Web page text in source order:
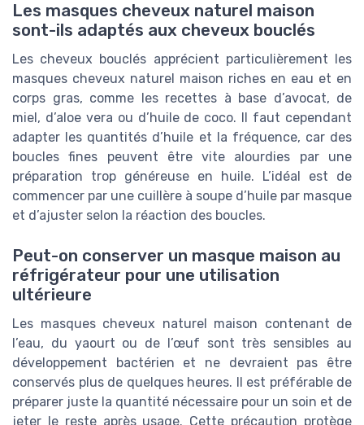
Les masques cheveux naturel maison
sont-ils adaptés aux cheveux bouclés
Les cheveux bouclés apprécient particulièrement les
masques cheveux naturel maison riches en eau et en
corps gras, comme les recettes à base d’avocat, de
miel, d’aloe vera ou d’huile de coco. Il faut cependant
adapter les quantités d’huile et la fréquence, car des
boucles fines peuvent être vite alourdies par une
préparation trop généreuse en huile. L’idéal est de
commencer par une cuillère à soupe d’huile par masque
et d’ajuster selon la réaction des boucles.
Peut-on conserver un masque maison au
réfrigérateur pour une utilisation
ultérieure
Les masques cheveux naturel maison contenant de
l’eau, du yaourt ou de l’œuf sont très sensibles au
développement bactérien et ne devraient pas être
conservés plus de quelques heures. Il est préférable de
préparer juste la quantité nécessaire pour un soin et de
jeter le reste après usage. Cette précaution protège